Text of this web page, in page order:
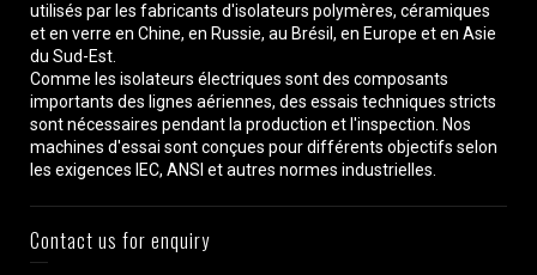
utilisés par les fabricants d'isolateurs polymères, céramiques
et en verre en Chine, en Russie, au Brésil, en Europe et en Asie
du Sud-Est.
Comme les isolateurs électriques sont des composants
importants des lignes aériennes, des essais techniques stricts
sont nécessaires pendant la production et l'inspection. Nos
machines d'essai sont conçues pour différents objectifs selon
les exigences IEC, ANSI et autres normes industrielles.
Contact us for enquiry